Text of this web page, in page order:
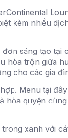
kèm nhiều
sáng tạo
hòa trộn giữa
cho các gia
Menu tại
quyện